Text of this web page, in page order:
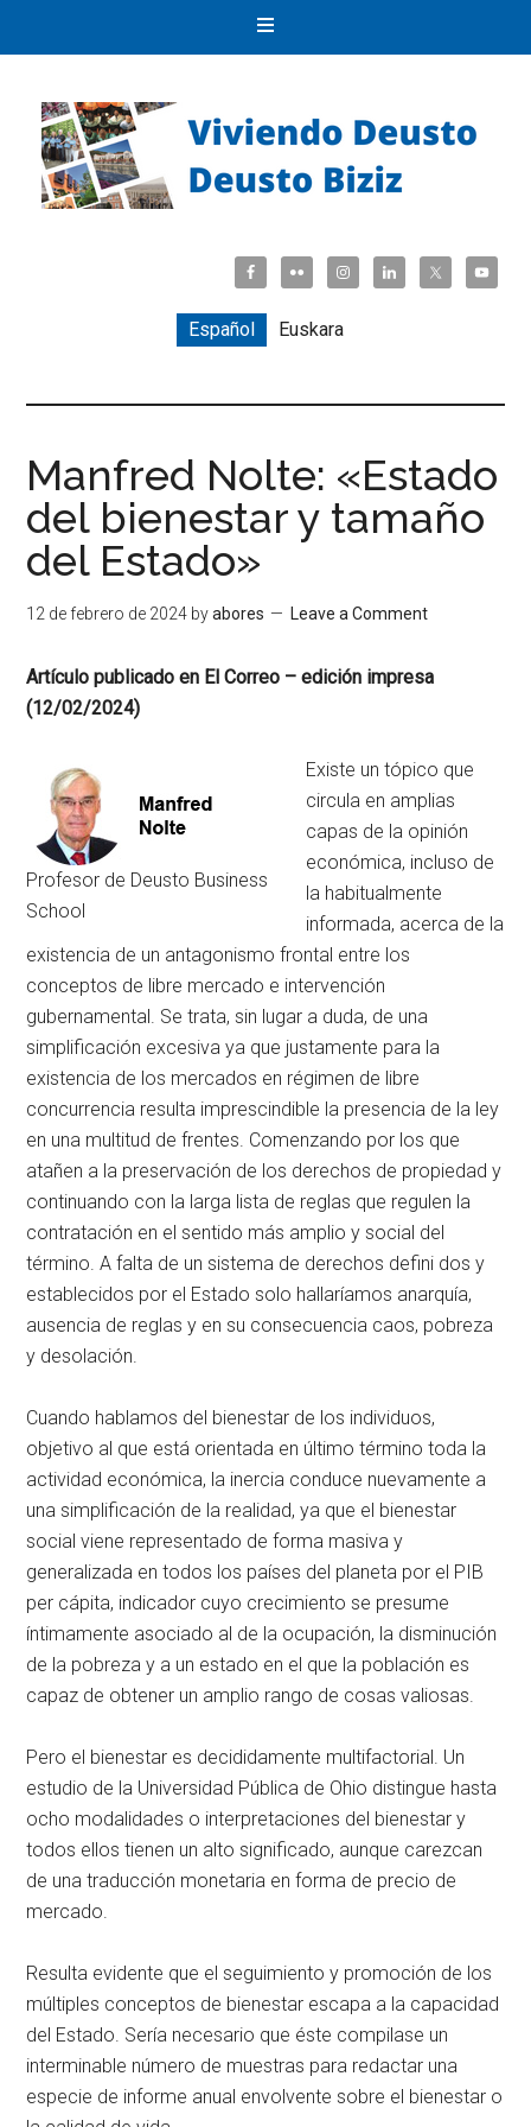
Español Euskara
Manfred Nolte: «Estado
del bienestar y tamaño
del Estado»
12 de febrero de 2024 byabores Leave a Comment
Artículo publicado en El Correo – edición impresa
(12/02/2024)
Profesor de Deusto Business
School
Existe un tópico que
circula en amplias
capas de la opinión
económica, incluso de
la habitualmente
informada, acerca de la
existencia de un antagonismo frontal entre los
conceptos de libre mercado e intervención
gubernamental. Se trata, sin lugar a duda, de una
simplificación excesiva ya que justamente para la
existencia de los mercados en régimen de libre
concurrencia resulta imprescindible la presencia de la ley
en una multitud de frentes. Comenzando por los que
atañen a la preservación de los derechos de propiedad y
continuando con la larga lista de reglas que regulen la
contratación en el sentido más amplio y social del
término. A falta de un sistema de derechos defini dos y
establecidos por el Estado solo hallaríamos anarquía,
ausencia de reglas y en su consecuencia caos, pobreza
y desolación.
Cuando hablamos del bienestar de los individuos,
objetivo al que está orientada en último término toda la
actividad económica, la inercia conduce nuevamente a
una simplificación de la realidad, ya que el bienestar
social viene representado de forma masiva y
generalizada en todos los países del planeta por el PIB
per cápita, indicador cuyo crecimiento se presume
íntimamente asociado al de la ocupación, la disminución
de la pobreza y a un estado en el que la población es
capaz de obtener un amplio rango de cosas valiosas.
Pero el bienestar es decididamente multifactorial. Un
estudio de la Universidad Pública de Ohio distingue hasta
ocho modalidades o interpretaciones del bienestar y
todos ellos tienen un alto significado, aunque carezcan
de una traducción monetaria en forma de precio de
mercado.
Resulta evidente que el seguimiento y promoción de los
múltiples conceptos de bienestar escapa a la capacidad
del Estado. Sería necesario que éste compilase un
interminable número de muestras para redactar una
especie de informe anual envolvente sobre el bienestar o